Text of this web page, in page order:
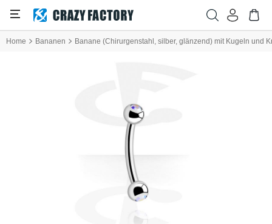
Home Bananen Banane (Chirurgenstahl, silber, glänzend) mit Kugeln und